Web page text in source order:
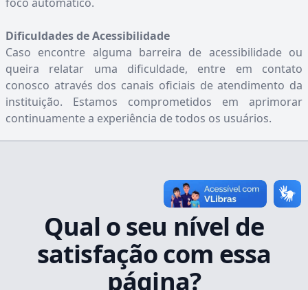
Dificuldades de Acessibilidade
Caso encontre alguma barreira de acessibilidade ou
queira relatar uma dificuldade, entre em contato
conosco através dos canais oficiais de atendimento da
instituição. Estamos comprometidos em aprimorar
continuamente a experiência de todos os usuários.
Qual o seu nível de
satisfação com essa
página?